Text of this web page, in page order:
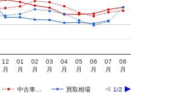
中古車… 買取相場 1/2
12
月
01
月
02
月
03
月
04
月
05
月
06
月
07
月
08
月